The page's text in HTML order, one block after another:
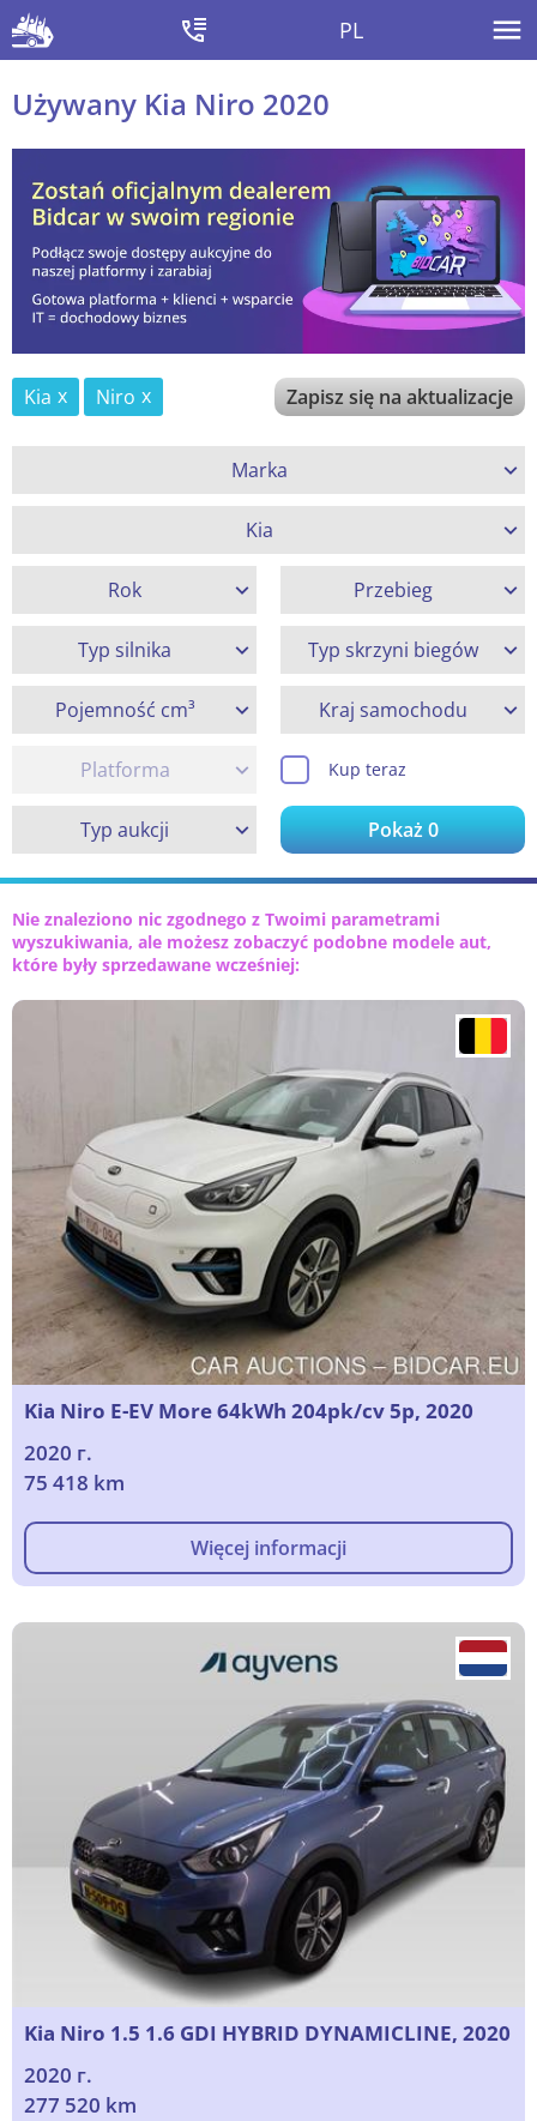
PL
Używany Kia Niro 2020
Kia Niro Zapisz się na aktualizacje
Marka
Kia
Rok Przebieg
Typ silnika Typ skrzyni biegów
Pojemność cm³ Kraj samochodu
Platforma Kup teraz
Typ aukcji Pokaż0
Nie znaleziono nic zgodnego z Twoimi parametrami
wyszukiwania, ale możesz zobaczyć podobne modele aut,
które były sprzedawane wcześniej:
Kia Niro E-EV More 64kWh 204pk/cv 5p, 2020
2020 г.
75 418 km
Więcej informacji
Kia Niro 1.5 1.6 GDI HYBRID DYNAMICLINE, 2020
2020 г.
277 520 km